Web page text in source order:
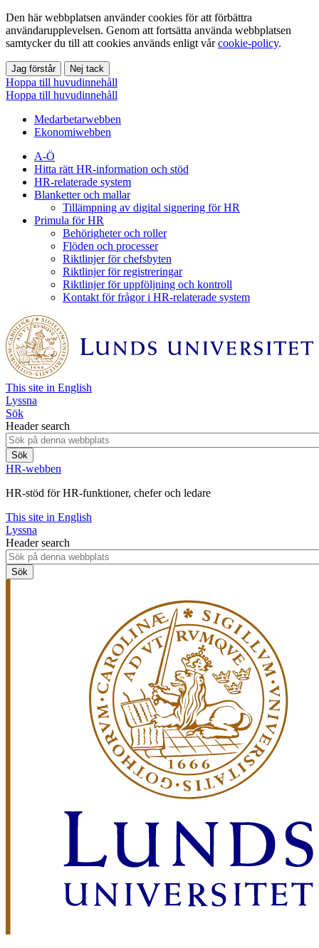
Den här webbplatsen använder cookies för att förbättra
användarupplevelsen. Genom att fortsätta använda webbplatsen
samtycker du till att cookies används enligt vårcookie-policy.
Jag förstår Nej tack
Hoppa till huvudinnehåll
Hoppa till huvudinnehåll
Medarbetarwebben
Ekonomiwebben
A-Ö
Hitta rätt HR-information och stöd
HR-relaterade system
Blanketter och mallar
Tillämpning av digital signering för HR
Primula för HR
Behörigheter och roller
Flöden och processer
Riktlinjer för chefsbyten
Riktlinjer för registreringar
Riktlinjer för uppföljning och kontroll
Kontakt för frågor i HR-relaterade system
This site in English
Lyssna
Sök
Header search
HR-webben
HR-stöd för HR-funktioner, chefer och ledare
This site in English
Lyssna
Header search